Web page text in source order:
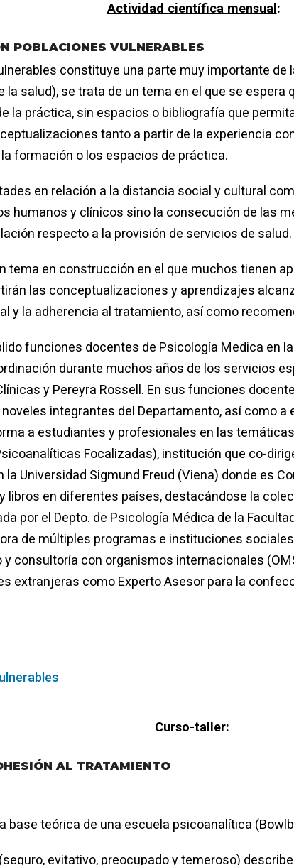
Actividad científica mensual :
POBLACIONES VULNERABLES
constituye una parte muy importante de
la salud), se trata de un tema en el que se
la práctica, sin espacios o bibliografía que
tanto a partir de la experiencia
formación o los espacios de práctica.
en relación a la distancia social y cultural
humanos y clínicos sino la consecución de las
respecto a la provisión de servicios de salud.
tema en construcción en el que muchos tienen
las conceptualizaciones y aprendizajes
y la adherencia al tratamiento, así como
funciones docentes de Psicología Medica en
durante muchos años de los servicios
y Pereyra Rossell. En sus funciones
integrantes del Departamento, así como
a estudiantes y profesionales en las
Focalizadas), institución que co-
la Universidad Sigmund Freud (Viena) donde es
libros en diferentes países, destacándose la
por el Depto. de Psicología Médica de la
de múltiples programas e instituciones sociales
consultoría con organismos internacionales
extranjeras como Experto Asesor para la
Curso-taller:
AL TRATAMIENTO
base teórica de una escuela psicoanalítica
evitativo, preocupado y temeroso)